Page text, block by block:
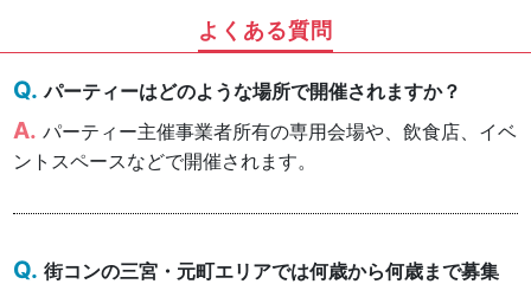
よくある質問
パーティーはどのような場所で開催されますか？
パーティー主催事業者所有の専用会場や、飲食店、イベ
ントスペースなどで開催されます。
街コンの三宮・元町エリアでは何歳から何歳まで募集